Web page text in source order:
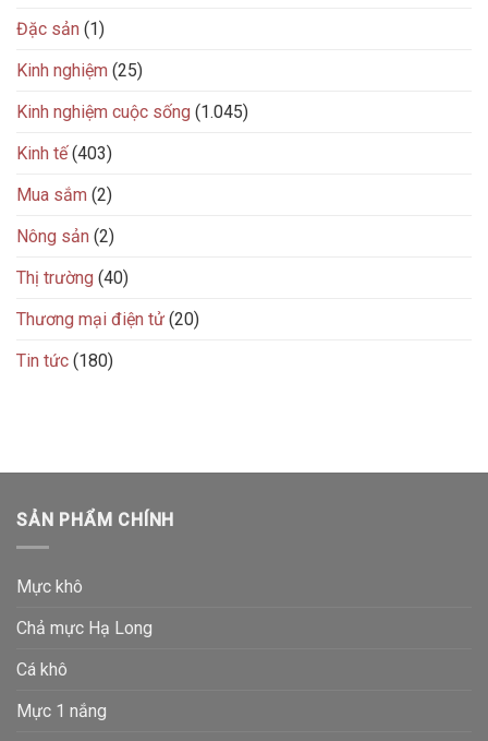
Đặc sản (1)
Kinh nghiệm (25)
Kinh nghiệm cuộc sống (1.045)
Kinh tế(403)
Mua sắm (2)
Nông sản (2)
Thị trường (40)
Thương mại điện tử (20)
Tin tức (180)
SẢN PHẨM CHÍNH
Mực khô
Chả mực Hạ Long
Cá khô
Mực 1 nắng